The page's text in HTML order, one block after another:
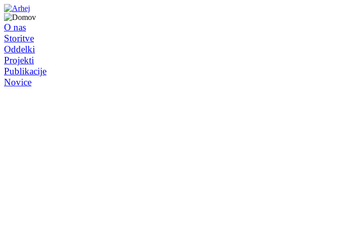
O nas
Storitve
Oddelki
Projekti
Publikacije
Novice